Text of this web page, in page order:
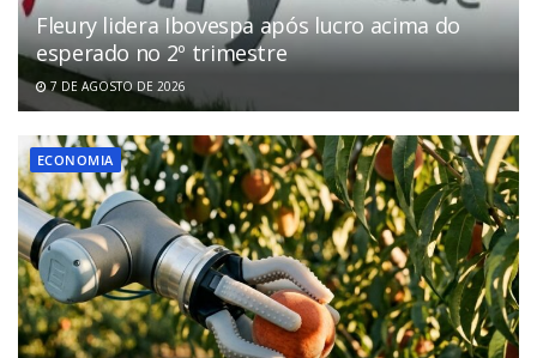
Fleury lidera Ibovespa após lucro acima do
esperado no 2º trimestre
7 DE AGOSTO DE 2026
ECONOMIA